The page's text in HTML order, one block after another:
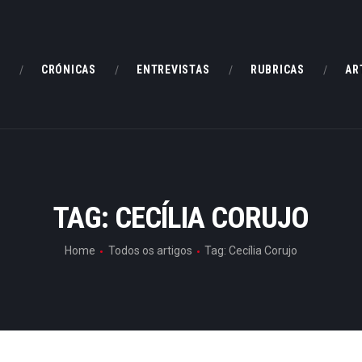
CRÓNICAS ENTREVISTAS RUBRICAS
TAG: CECÍLIA CORUJO
Home Todos os artigos Tag: Cecília Corujo
CRÓNICAS
ARTIGOS